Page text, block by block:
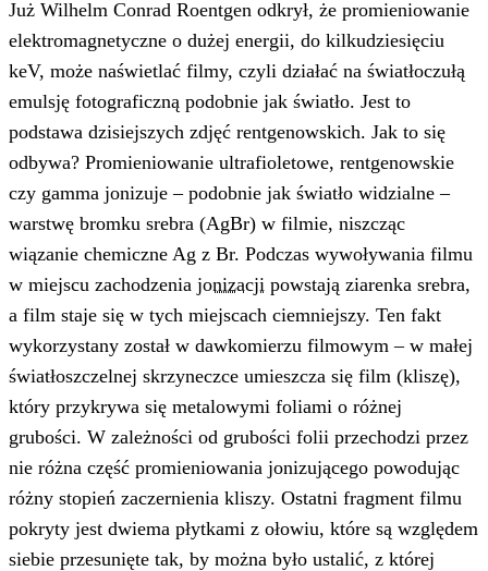
Już Wilhelm Conrad Roentgen odkrył, że promieniowanie
elektromagnetyczne o dużej energii, do kilkudziesięciu
keV, może naświetlać filmy, czyli działać na światłoczułą
emulsję fotograficzną podobnie jak światło. Jest to
podstawa dzisiejszych zdjęć rentgenowskich. Jak to się
odbywa? Promieniowanie ultrafioletowe, rentgenowskie
czy gamma jonizuje – podobnie jak światło widzialne –
warstwę bromku srebra (AgBr) w filmie, niszcząc
wiązanie chemiczne Ag z Br. Podczas wywoływania filmu
w miejscu zachodzenia jonizacji powstają ziarenka srebra,
a film staje się w tych miejscach ciemniejszy. Ten fakt
wykorzystany został w dawkomierzu filmowym – w małej
światłoszczelnej skrzyneczce umieszcza się film (kliszę),
który przykrywa się metalowymi foliami o różnej
grubości. W zależności od grubości folii przechodzi przez
nie różna część promieniowania jonizującego powodując
różny stopień zaczernienia kliszy. Ostatni fragment filmu
pokryty jest dwiema płytkami z ołowiu, które są względem
siebie przesunięte tak, by można było ustalić, z której